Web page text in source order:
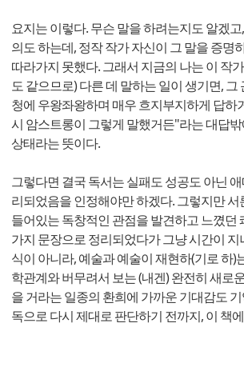
요지는 이렇다. 무슨 말을 하려는지도 알겠
의도 하는데, 정작 작가 자신이 그 말을 증명
따라가지 못했다. 그래서 지금의 나는 이 작
도 같으므로) 다른 데 말하는 일이 생기면, 그
청에 우왕좌왕하며 매우 흐지부지하게 답하
시 암스트롱이 그렇게 말했거든"라는 대답
상태라는 뜻이다.
그렇다면 결국 독서는 실패도 성공도 아닌
리되었음을 인정해야만 하겠다. 그렇지만 서
들어있는 독창적인 관점을 발견하고 느꼈던
가지 문장으로 정리되었다가 그냥 시간이
식이 아니라, 예술과 예술이 재현하(기로 하)
학관계와 버무려서 보는 (내겐) 완전히 새로
을 거라는 일종의 환희에 가까운 기대감도
독으로 다시 제대로 판단하기 전까지, 이 책